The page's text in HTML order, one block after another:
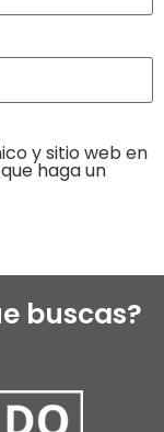
y sitio web en
haga un
buscas?